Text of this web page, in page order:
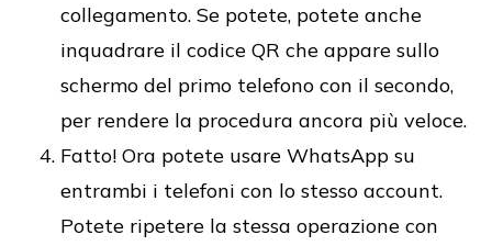
collegamento. Se potete, potete anche
inquadrare il codice QR che appare sullo
schermo del primo telefono con il secondo,
per rendere la procedura ancora più veloce.
Fatto! Ora potete usare WhatsApp su
entrambi i telefoni con lo stesso account.
Potete ripetere la stessa operazione con